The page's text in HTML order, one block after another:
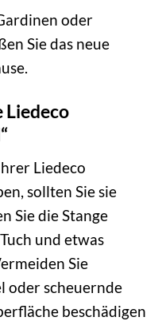
oder
Sie das neue
Liedeco
Liedeco
sollten Sie sie
Sie die Stange
und etwas
Sie
oder scheuernde
beschädigen